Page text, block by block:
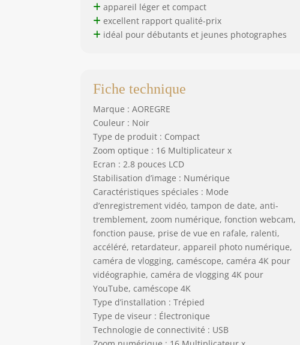
appareil léger et compact
excellent rapport qualité-prix
idéal pour débutants et jeunes photographes
Fiche technique
Marque : AOREGRE
Couleur : Noir
Type de produit : Compact
Zoom optique : 16 Multiplicateur x
Ecran : 2.8 pouces LCD
Stabilisation d’image : Numérique
Caractéristiques spéciales : Mode
d’enregistrement vidéo, tampon de date, anti-
tremblement, zoom numérique, fonction webcam,
fonction pause, prise de vue en rafale, ralenti,
accéléré, retardateur, appareil photo numérique,
caméra de vlogging, caméscope, caméra 4K pour
vidéographie, caméra de vlogging 4K pour
YouTube, caméscope 4K
Type d’installation : Trépied
Type de viseur : Électronique
Technologie de connectivité : USB